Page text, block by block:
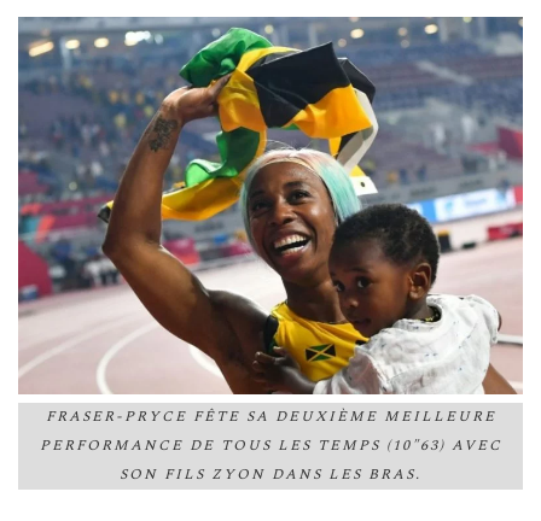
FRASER-PRYCE FÊTE SA DEUXIÈME MEILLEURE
PERFORMANCE DE TOUS LES TEMPS (10″63) AVEC
SON FILS ZYON DANS LES BRAS.